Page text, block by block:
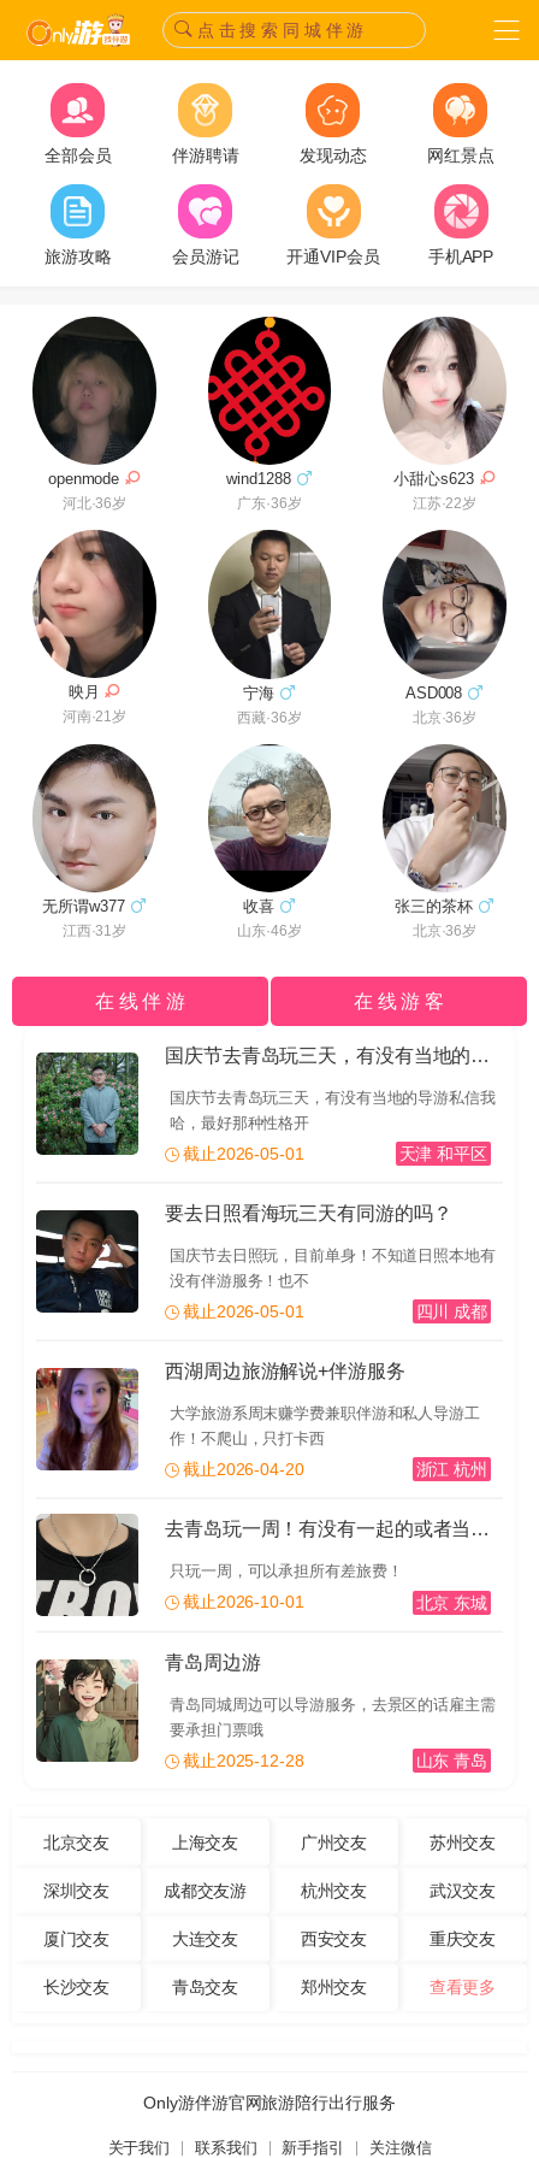
点 击 搜 索 同 城 伴 游
全部会员 伴游聘请 发现动态 网红景点
旅游攻略 会员游记 开通VIP会员 手机APP
openmode
河北·36岁
wind1288
广东·36岁
小甜心s623
江苏·22岁
映月
河南·21岁
宁海
西藏·36岁
ASD008
北京·36岁
无所谓w377
江西·31岁
收喜
山东·46岁
张三的茶杯
北京·36岁
在 线 伴 游 在 线 游 客
国庆节去青岛玩三天，有没有当地的导游私信我哈
国庆节去青岛玩三天，有没有当地的导游私信我
哈，最好那种性格开
截止2026-05-01 天津 和平区
要去日照看海玩三天有同游的吗？
国庆节去日照玩，目前单身！不知道日照本地有
没有伴游服务！也不
截止2026-05-01 四川 成都
西湖周边旅游解说+伴游服务
大学旅游系周末赚学费兼职伴游和私人导游工
作！不爬山，只打卡西
截止2026-04-20 浙江 杭州
去青岛玩一周！有没有一起的或者当地的导游推荐一下！有
只玩一周，可以承担所有差旅费！
截止2026-10-01 北京 东城
青岛周边游
青岛同城周边可以导游服务，去景区的话雇主需
要承担门票哦
截止2025-12-28 山东 青岛
北京交友 上海交友 广州交友 苏州交友
深圳交友 成都交友游 杭州交友 武汉交友
厦门交友 大连交友 西安交友 重庆交友
长沙交友 青岛交友 郑州交友 查看更多
Only游伴游官网旅游陪行出行服务
关于我们 联系我们 新手指引 关注微信